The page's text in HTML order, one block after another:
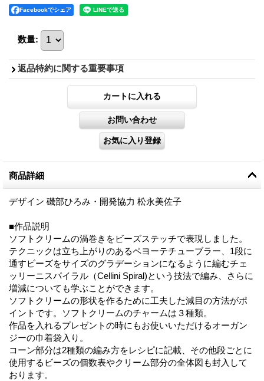
Facebookでシェア
数量:
返品特約に関する重要事項
商品詳細
デザイン 磯部ひろみ・開発協力 松永美佐子
■作品説明
ソフトクリームの渦巻きをビーズステッチで表現しました。
テクニックは立ち上がりのあるペヨーテチューブラー、1段に
通すビーズをサイズのグラデーションになるように編むチェ
ッリーニスパイラル（Cellini Spiral)という技法で編み、さらに
増減についても学ぶことができます。
ソフトクリームの形状を作るために工夫した減目の方法がポ
イントです。ソフトクリームのチャームは３種類。
作品を入れるプレゼントの時にもお使いいただけるオーガン
ジーの巾着袋入り。
コーン部分は2種類の編み方をレシピに記載、その他段ごとに
使用するビーズの個数表やクリーム部分の全体図も封入して
おります。